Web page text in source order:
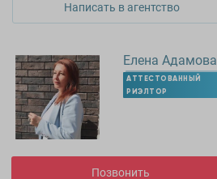
Написать в агентство
Елена Адамова
АТТЕСТОВАННЫЙ
РИЭЛТОР
Позвонить